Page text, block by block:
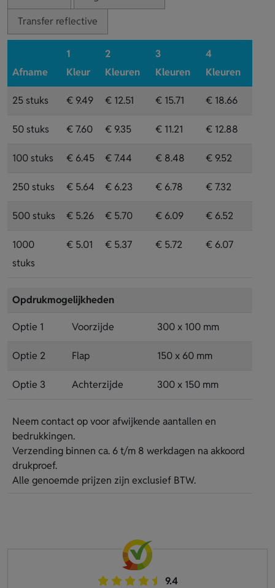
Transfer reflective
Afname
1
Kleur
2
Kleuren
3
Kleuren
4
Kleuren
25 stuks € 9.49 € 12.51 € 15.71 € 18.66
50 stuks € 7.60 € 9.35 € 11.21 € 12.88
100 stuks € 6.45 € 7.44 € 8.48 € 9.52
250 stuks € 5.64 € 6.23 € 6.78 € 7.32
500 stuks € 5.26 € 5.70 € 6.09 € 6.52
1000
stuks
€ 5.01 € 5.37 € 5.72 € 6.07
Opdrukmogelijkheden
Optie 1 Voorzijde 300 x 100 mm
Optie 2 Flap 150 x 60 mm
Optie 3 Achterzijde 300 x 150 mm
Neem contact op voor afwijkende aantallen en
bedrukkingen.
Verzending binnen ca. 6 t/m 8 werkdagen na akkoord
drukproef.
Alle genoemde prijzen zijn exclusief BTW.
9.4